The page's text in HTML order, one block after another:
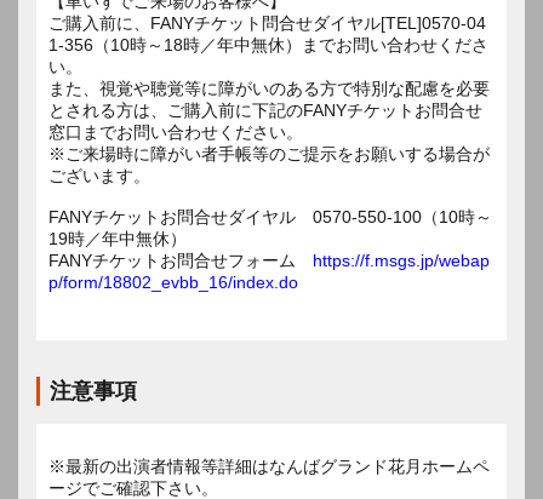
ご購入前に、FANYチケット問合せダイヤル[TEL]0570-04
1-356（10時～18時／年中無休）までお問い合わせくださ
い。
また、視覚や聴覚等に障がいのある方で特別な配慮を必要
とされる方は、ご購入前に下記のFANYチケットお問合せ
窓口までお問い合わせください。
※ご来場時に障がい者手帳等のご提示をお願いする場合が
ございます。
FANYチケットお問合せダイヤル 0570-550-100（10時～
19時／年中無休）
FANYチケットお問合せフォーム https://f.msgs.jp/webap
p/form/18802_evbb_16/index.do
注意事項
※最新の出演者情報等詳細はなんばグランド花月ホームペ
ージでご確認下さい。